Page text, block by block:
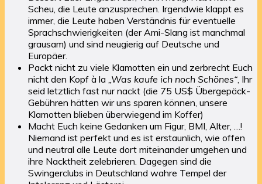
Scheu, die Leute anzusprechen. Irgendwie klappt es
immer, die Leute haben Verständnis für eventuelle
Sprachschwierigkeiten (der Ami-Slang ist manchmal
grausam) und sind neugierig auf Deutsche und
Europäer.
Packt nicht zu viele Klamotten ein und zerbrecht Euch
nicht den Kopf à la „Was kaufe ich noch Schönes“ , Ihr
seid letztlich fast nur nackt (die 75 US$ Übergepäck-
Gebühren hätten wir uns sparen können, unsere
Klamotten blieben überwiegend im Koffer)
Macht Euch keine Gedanken um Figur, BMI, Alter, …!
Niemand ist perfekt und es ist erstaunlich, wie offen
und neutral alle Leute dort miteinander umgehen und
ihre Nacktheit zelebrieren. Dagegen sind die
Swingerclubs in Deutschland wahre Tempel der